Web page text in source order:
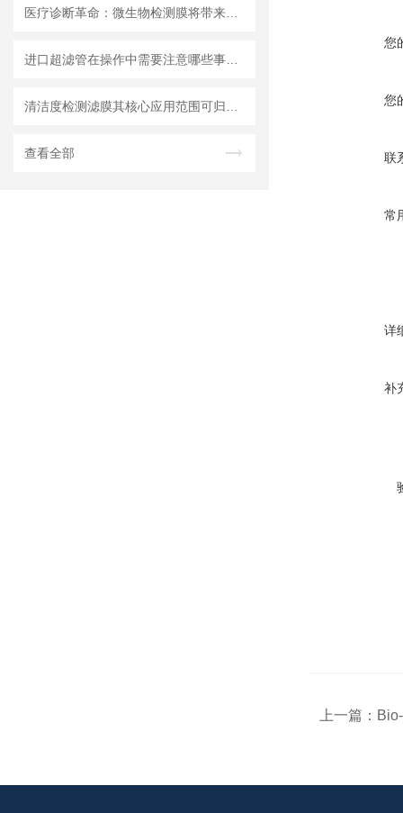
查看全部
您
您
联
常
详
补
上一篇： Bio-